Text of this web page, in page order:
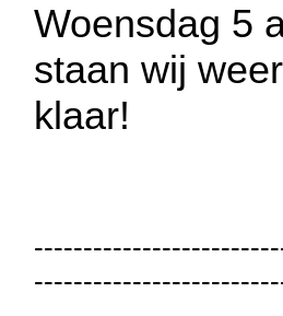
Woensdag 5
staan wij
klaar!